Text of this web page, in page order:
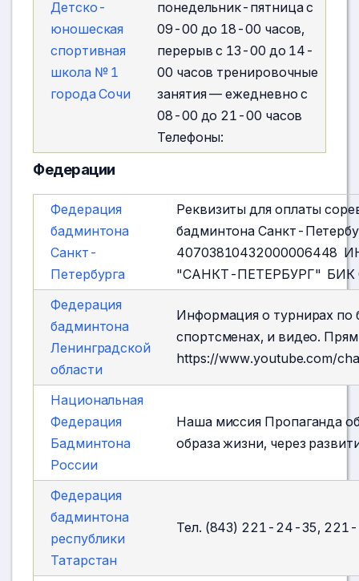
Детско-
юношеская
спортивная
школа № 1
города Сочи
понедельник-пятница с
09-00 до 18-00 часов,
перерыв с 13-00 до 14-
00 часов тренировочные
занятия — ежедневно с
08-00 до 21-00 часов
Телефоны:
Федерации
Федерация
бадминтона
Санкт-
Петербурга
Реквизиты для оплаты
бадминтона Санкт-
40703810432000006448
"САНКТ-ПЕТЕРБУРГ" БИК
Федерация
бадминтона
Ленинградской
области
Информация о турнирах по
спортсменах, и видео.
https://www.youtube.com/
Национальная
Федерация
Бадминтона
России
Наша миссия Пропаганда
образа жизни, через
Федерация
бадминтона
республики
Татарстан
Тел. (843) 221-24-35,